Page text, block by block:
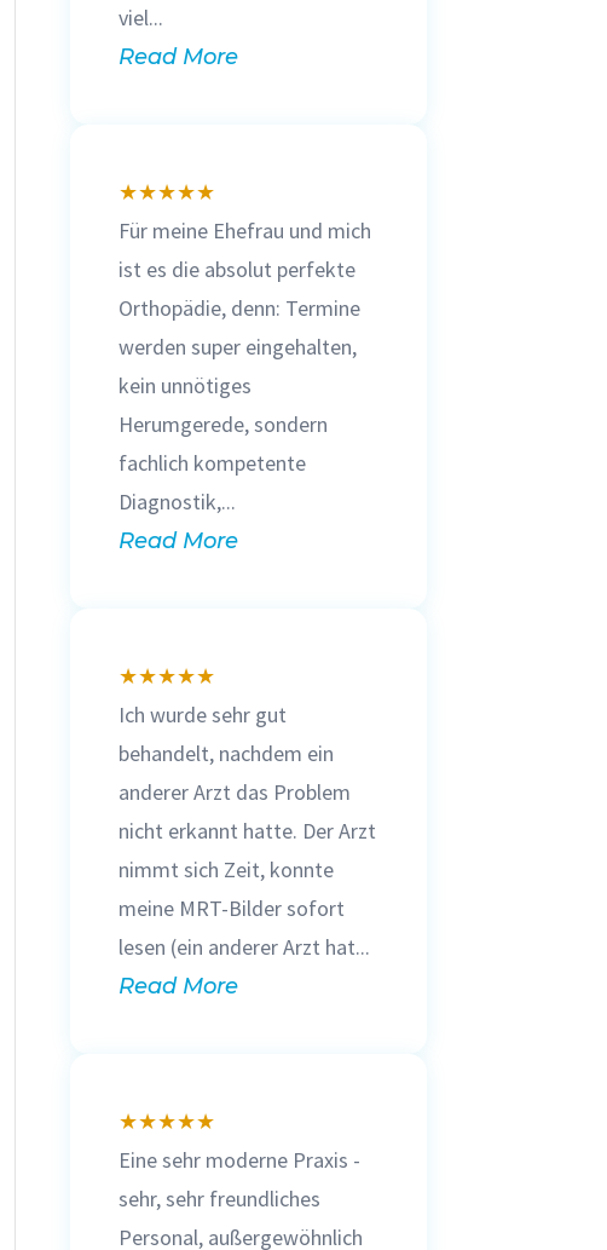
viel...
Read More
★★★★★
Für meine Ehefrau und mich
ist es die absolut perfekte
Orthopädie, denn: Termine
werden super eingehalten,
kein unnötiges
Herumgerede, sondern
fachlich kompetente
Diagnostik,...
Read More
★★★★★
Ich wurde sehr gut
behandelt, nachdem ein
anderer Arzt das Problem
nicht erkannt hatte. Der Arzt
nimmt sich Zeit, konnte
meine MRT-Bilder sofort
lesen (ein anderer Arzt hat...
Read More
★★★★★
Eine sehr moderne Praxis -
sehr, sehr freundliches
Personal, außergewöhnlich